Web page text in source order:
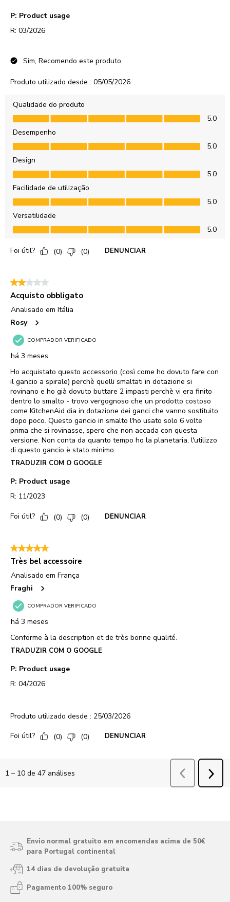
Envio normal gratuito em encomendas acima de 50€
para Portugal continental
14 dias de devolução gratuita
Pagamento 100% seguro